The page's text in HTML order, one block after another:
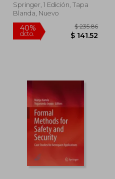
Springer, 1 Edición, Tapa
Blanda, Nuevo